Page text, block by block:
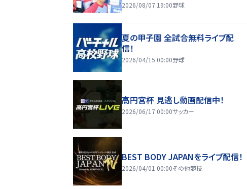
2026/08/07 19:00野球
夏の甲子園 全試合無料ライブ配
信！
2026/04/15 00:00野球
高円宮杯 見逃し動画配信中！
2026/06/17 00:00サッカー
BEST BODY JAPANをライブ配信！
2026/04/01 00:00その他競技